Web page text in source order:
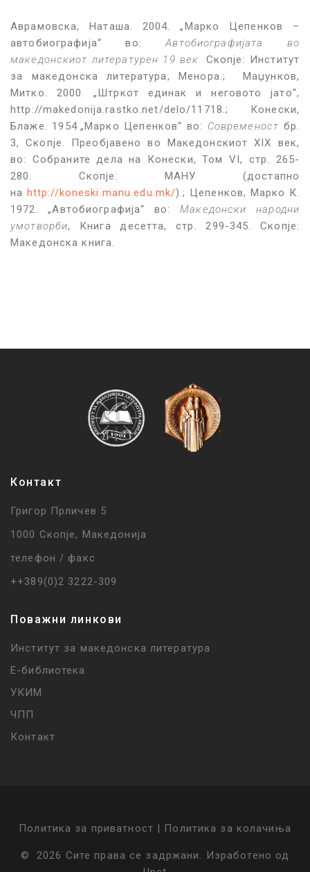
Аврамовска, Наташа. 2004. „Марко Цепенков –
автобиографија“ во:Автобиографијата во
македонскиот литературен 19 век.
Скопје: Институт
за македонска литература, Менора.; Маџунков,
Митко. 2000. „Штркот единак и неговото јато“,
http://makedonija.rastko.net/delo/11718.; Конески,
Блаже. 1954. „Марко Цепенков“ во: Современост бр.
3, Скопје. Преобјавено во Македонскиот XIX век,
во: Собраните дела на Конески, Том VI, стр. 265-
280. Скопје: МАНУ (достапно
на http://koneski.manu.edu.mk/).; Цепенков, Марко К.
1972. „Автобиографија“ во:Македонски народни
умотворби, Книга десетта, стр. 299-345. Скопје:
Македонска книга.
Контакт
Григор Прличев 5
1000 Скопје, Македонија
телефон / факс
++389(0)2 3222-309
Поважни линкови
Институт за македонска литература
Е-библиотека
УКИМ
ЧПП
Контакт
©2026 Сите права се задржани. Изработено од
Политика за приватност | Политика за колачиња